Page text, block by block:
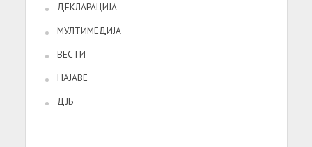
ДЕКЛАРАЦИЈА
МУЛТИМЕДИЈА
ВЕСТИ
НАЈАВЕ
ДЈБ